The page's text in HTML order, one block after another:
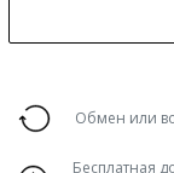
Обмен или
Бесплатная